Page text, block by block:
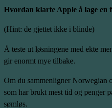
Hvordan klarte Apple å lage en
(Hint: de gjettet ikke i blinde)
Å teste ut løsningene med ekte
gir enormt mye tilbake.
Om du sammenligner Norwegian
som har brukt mest tid og penger
sømløs.